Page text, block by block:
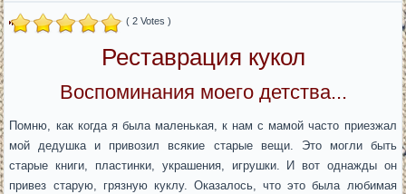
( 2 Votes )
Реставрация кукол
Воспоминания моего детства...
Помню, как когда я была маленькая, к нам с мамой часто приезжал
мой дедушка и привозил всякие старые вещи. Это могли быть
старые книги, пластинки, украшения, игрушки. И вот однажды он
привез старую, грязную куклу. Оказалось, что это была любимая